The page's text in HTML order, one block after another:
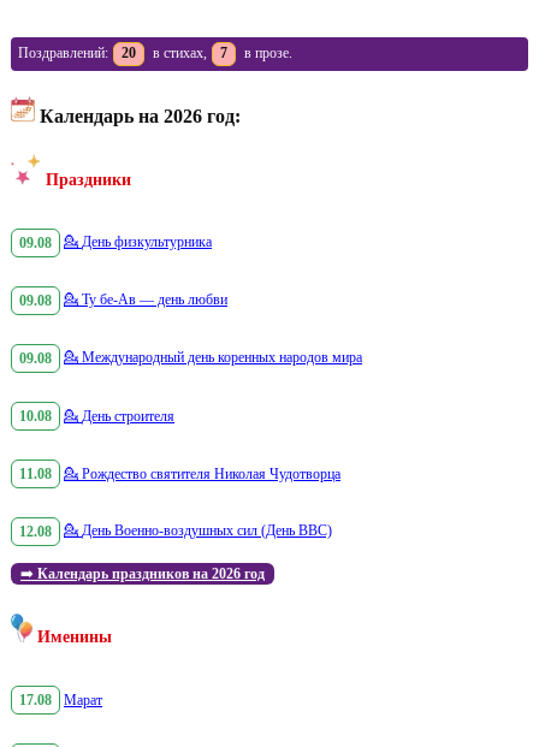
Поздравлений: 20 в стихах, 7 в прозе.
Календарь на 2026 год:
Праздники
09.08 💁 День физкультурника
09.08 💁 Ту бе-Ав — день любви
09.08 💁 Международный день коренных народов мира
10.08 💁 День строителя
11.08 💁 Рождество святителя Николая Чудотворца
12.08 💁 День Военно-воздушных сил (День ВВС)
➡️ Календарь праздников на 2026 год
Именины
17.08 Марат